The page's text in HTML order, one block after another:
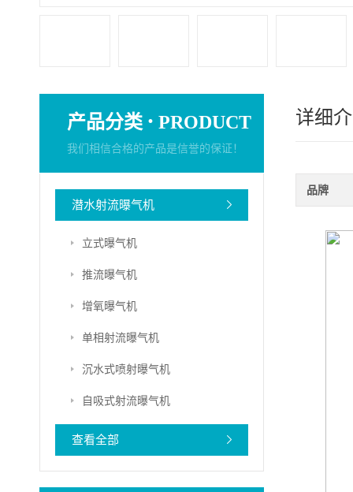
产品分类 · PRODUCT
我们相信合格的产品是信誉的保证！
潜水射流曝气机
立式曝气机
推流曝气机
增氧曝气机
单相射流曝气机
沉水式喷射曝气机
自吸式射流曝气机
查看全部
详细
品牌